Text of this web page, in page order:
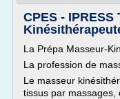
CPES -
La Prépa Masseur-
La profession de
Le masseur
tissus par massages,